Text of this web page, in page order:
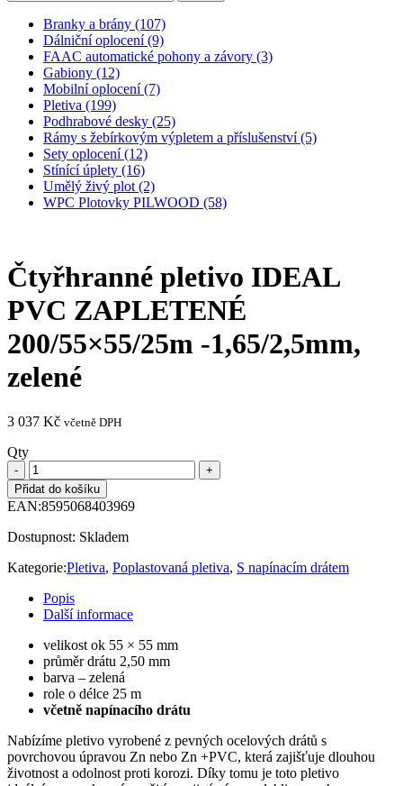
Branky a brány (107)
Dálniční oplocení (9)
FAAC automatické pohony a závory (3)
Gabiony (12)
Mobilní oplocení (7)
Pletiva (199)
Podhrabové desky (25)
Rámy s žebírkovým výpletem a příslušenství (5)
Sety oplocení (12)
Stínící úplety (16)
Umělý živý plot (2)
WPC Plotovky PILWOOD (58)
Čtyřhranné pletivo IDEAL
PVC ZAPLETENÉ
200/55×55/25m -1,65/2,5mm,
zelené
3 037 Kč včetně DPH
Qty
Přidat do košíku
EAN:8595068403969
Dostupnost: Skladem
Kategorie:Pletiva, Poplastovaná pletiva, S napínacím drátem
Popis
Další informace
velikost ok 55 × 55 mm
průměr drátu 2,50 mm
barva – zelená
role o délce 25 m
včetně napínacího drátu
Nabízíme pletivo vyrobené z pevných ocelových drátů s
povrchovou úpravou Zn nebo Zn +PVC, která zajišťuje dlouhou
životnost a odolnost proti korozi. Díky tomu je toto pletivo